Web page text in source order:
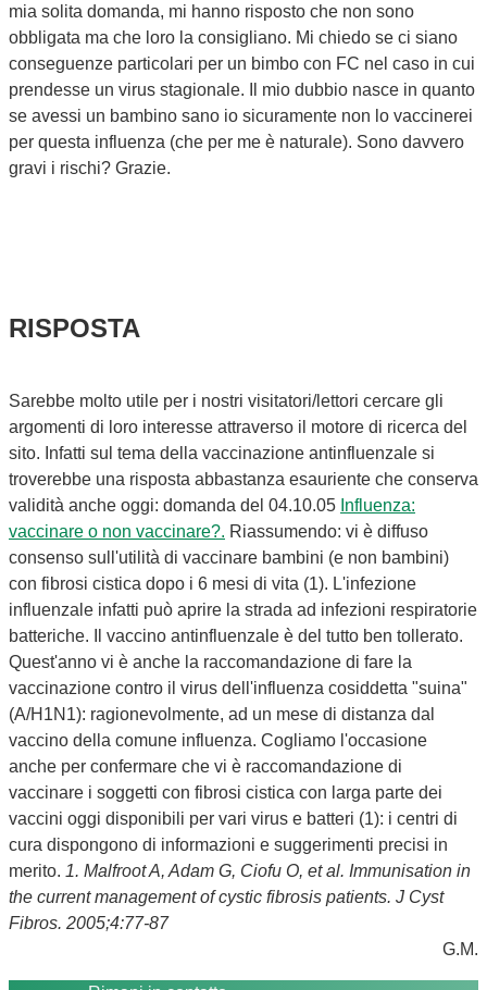
mia solita domanda, mi hanno risposto che non sono
obbligata ma che loro la consigliano. Mi chiedo se ci siano
conseguenze particolari per un bimbo con FC nel caso in cui
prendesse un virus stagionale. Il mio dubbio nasce in quanto
se avessi un bambino sano io sicuramente non lo vaccinerei
per questa influenza (che per me è naturale). Sono davvero
gravi i rischi? Grazie.
RISPOSTA
Sarebbe molto utile per i nostri visitatori/lettori cercare gli
argomenti di loro interesse attraverso il motore di ricerca del
sito. Infatti sul tema della vaccinazione antinfluenzale si
troverebbe una risposta abbastanza esauriente che conserva
validità anche oggi: domanda del 04.10.05 Influenza:
vaccinare o non vaccinare?. Riassumendo: vi è diffuso
consenso sull'utilità di vaccinare bambini (e non bambini)
con fibrosi cistica dopo i 6 mesi di vita (1). L'infezione
influenzale infatti può aprire la strada ad infezioni respiratorie
batteriche. Il vaccino antinfluenzale è del tutto ben tollerato.
Quest'anno vi è anche la raccomandazione di fare la
vaccinazione contro il virus dell'influenza cosiddetta "suina"
(A/H1N1): ragionevolmente, ad un mese di distanza dal
vaccino della comune influenza. Cogliamo l'occasione
anche per confermare che vi è raccomandazione di
vaccinare i soggetti con fibrosi cistica con larga parte dei
vaccini oggi disponibili per vari virus e batteri (1): i centri di
cura dispongono di informazioni e suggerimenti precisi in
merito. 1. Malfroot A, Adam G, Ciofu O, et al. Immunisation in
the current management of cystic fibrosis patients. J Cyst
Fibros. 2005;4:77-87
G.M.